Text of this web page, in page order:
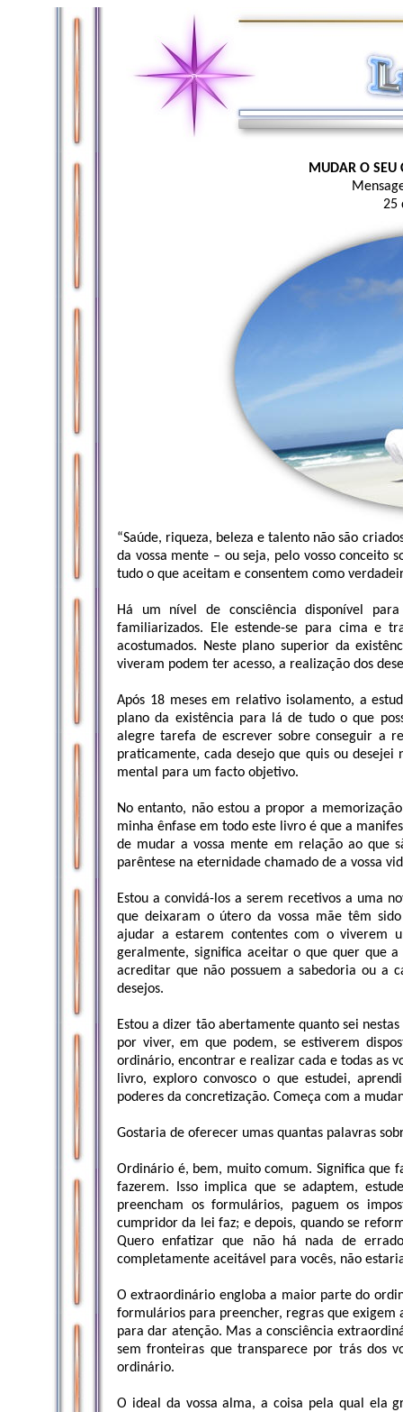
MUDAR O SEU
25
“Saúde, riqueza, beleza e talento não são
da vossa mente – ou seja, pelo vosso conceito
tudo o que aceitam e consentem como
Há um nível de consciência disponível
familiarizados. Ele estende-se para cima e
acostumados. Neste plano superior da
viveram podem ter acesso, a realização dos
Após 18 meses em relativo isolamento, a
plano da existência para lá de tudo o que
alegre tarefa de escrever sobre conseguir a
praticamente, cada desejo que quis ou
mental para um facto objetivo.
No entanto, não estou a propor a
minha ênfase em todo este livro é que a
de mudar a vossa mente em relação ao que
parêntese na eternidade chamado de a vossa
Estou a convidá-los a serem recetivos a uma
que deixaram o útero da vossa mãe têm
ajudar a estarem contentes com o viverem
geralmente, significa aceitar o que quer que
acreditar que não possuem a sabedoria ou a
desejos.
Estou a dizer tão abertamente quanto sei
por viver, em que podem, se estiverem
ordinário, encontrar e realizar cada e todas as
livro, exploro convosco o que estudei,
poderes da concretização. Começa com a
Gostaria de oferecer umas quantas palavras
Ordinário é, bem, muito comum. Significa que
fazerem. Isso implica que se adaptem,
preencham os formulários, paguem os
cumpridor da lei faz; e depois, quando se
Quero enfatizar que não há nada de
completamente aceitável para vocês, não
O extraordinário engloba a maior parte do
formulários para preencher, regras que exigem
para dar atenção. Mas a consciência
sem fronteiras que transparece por trás dos
ordinário.
O ideal da vossa alma, a coisa pela qual ela